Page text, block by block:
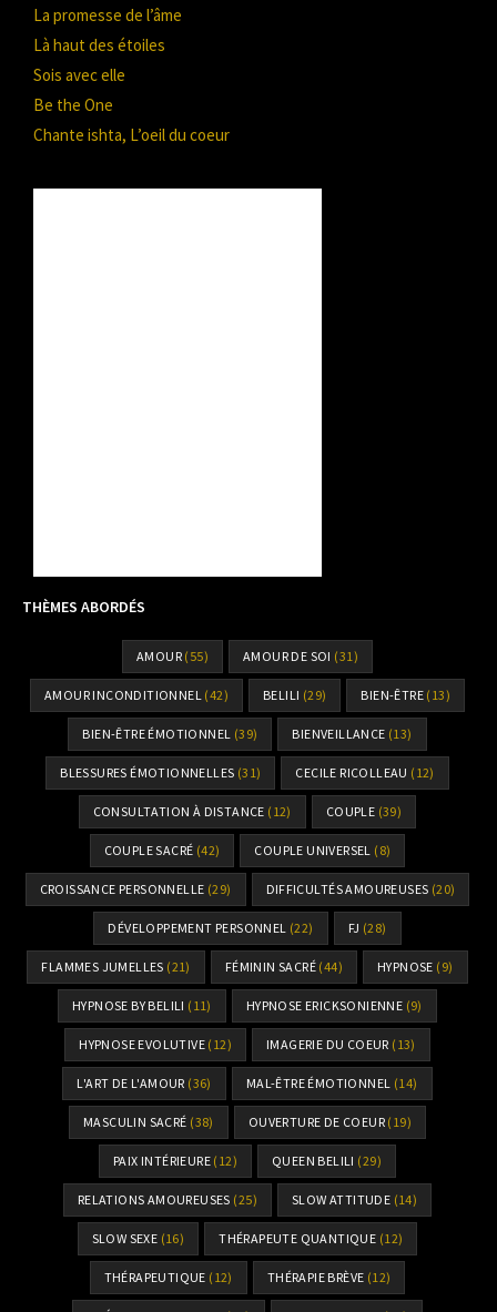
La promesse de l’âme
Là haut des étoiles
Sois avec elle
Be the One
Chante ishta, L’oeil du coeur
THÈMES ABORDÉS
AMOUR (55) AMOUR DE SOI (31)
AMOUR INCONDITIONNEL (42) BELILI (29) BIEN-ÊTRE (13)
BIEN-ÊTRE ÉMOTIONNEL (39) BIENVEILLANCE (13)
BLESSURES ÉMOTIONNELLES (31) CECILE RICOLLEAU (12)
CONSULTATION À DISTANCE (12) COUPLE (39)
COUPLE SACRÉ (42) COUPLE UNIVERSEL (8)
CROISSANCE PERSONNELLE (29) DIFFICULTÉS AMOUREUSES (20)
DÉVELOPPEMENT PERSONNEL (22) FJ (28)
FLAMMES JUMELLES (21) FÉMININ SACRÉ (44) HYPNOSE (9)
HYPNOSE BY BELILI (11) HYPNOSE ERICKSONIENNE (9)
HYPNOSE EVOLUTIVE (12) IMAGERIE DU COEUR (13)
L'ART DE L'AMOUR (36) MAL-ÊTRE ÉMOTIONNEL (14)
MASCULIN SACRÉ (38) OUVERTURE DE COEUR(19)
PAIX INTÉRIEURE (12) QUEEN BELILI (29)
RELATIONS AMOUREUSES (25) SLOW ATTITUDE (14)
SLOW SEXE (16) THÉRAPEUTE QUANTIQUE (12)
THÉRAPEUTIQUE (12) THÉRAPIE BRÈVE (12)